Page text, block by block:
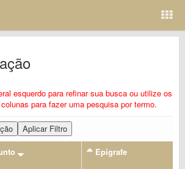
esquerdo para refinar sua busca ou utilize os
para fazer uma pesquisa por termo.
Aplicar Filtro
Epigrafe